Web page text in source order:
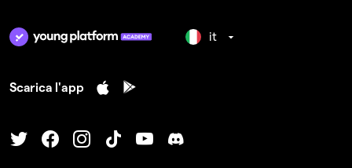
it
Scarica l'app